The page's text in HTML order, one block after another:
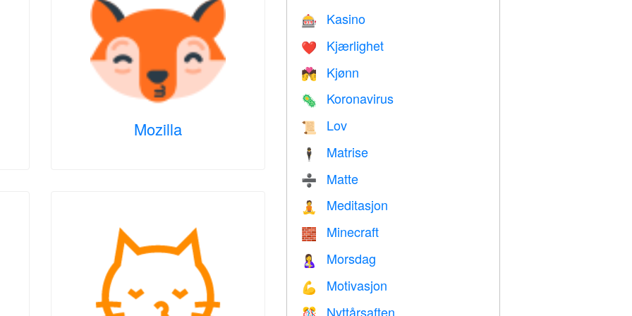
Mozilla
🎰 Kasino
❤️️ Kjærlighet
💏 Kjønn
🦠 Koronavirus
📜 Lov
🕴️ Matrise
➗ Matte
🧘 Meditasjon
🧱 Minecraft
🤱 Morsdag
💪 Motivasjon
Nyttårsaften